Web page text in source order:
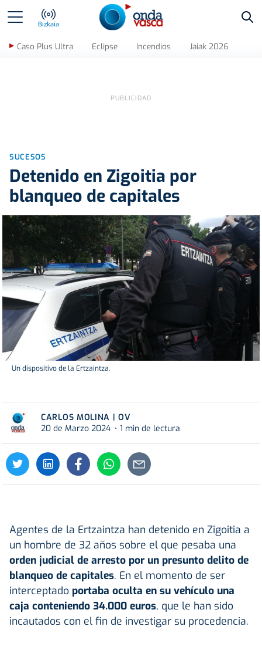
Bizkaia
Caso Plus Ultra Eclipse Incendios Jaiak 2026
SUCESOS
Detenido en Zigoitia por
blanqueo de capitales
Un dispositivo de la Ertzaintza.
CARLOS MOLINA | OV
20 de Marzo 2024
1 min de lectura
Agentes de la Ertzaintza han detenido en Zigoitia a
un hombre de 32 años sobre el que pesaba una
orden judicial de arresto por un presunto delito de
blanqueo de capitales. En el momento de ser
interceptado portaba oculta en su vehículo una
caja conteniendo 34.000 euros, que le han sido
incautados con el fin de investigar su procedencia.